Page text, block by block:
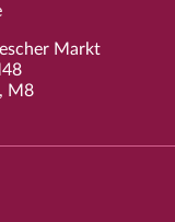
Markt
M8